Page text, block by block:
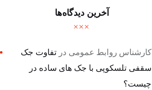
آخرین دیدگاه‌ها
کارشناس روابط عمومی در تفاوت جک
سقفی تلسکوپی با جک های ساده در
چیست؟